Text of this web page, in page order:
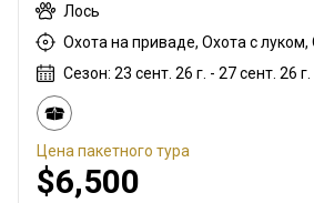
Лось
Сезон: 23 сент. 26 г. - 27 сент. 26 г.
Цена пакетного тура
$6,500